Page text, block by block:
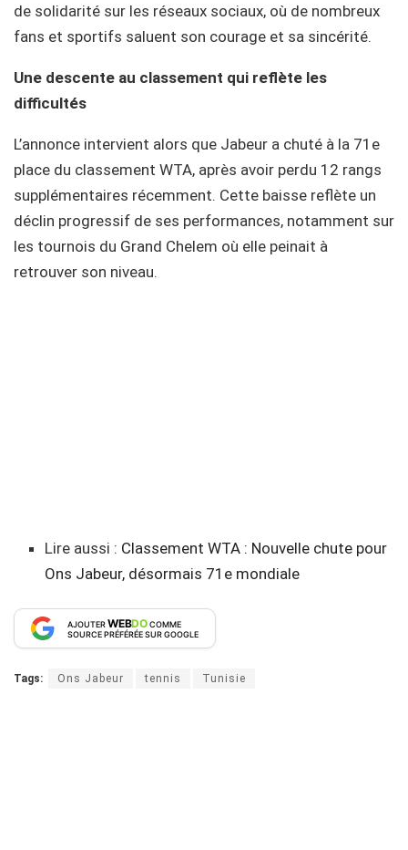
de solidarité sur les réseaux sociaux, où de nombreux
fans et sportifs saluent son courage et sa sincérité.
Une descente au classement qui reflète les
difficultés
L’annonce intervient alors que Jabeur a chuté à la 71e
place du classement WTA, après avoir perdu 12 rangs
supplémentaires récemment. Cette baisse reflète un
déclin progressif de ses performances, notamment sur
les tournois du Grand Chelem où elle peinait à
retrouver son niveau.
Lire aussi : Classement WTA : Nouvelle chute pour
Ons Jabeur, désormais 71e mondiale
AJOUTERWEBDOCOMME
SOURCE PRÉFÉRÉE SUR GOOGLE
Tags: Ons Jabeur tennis Tunisie